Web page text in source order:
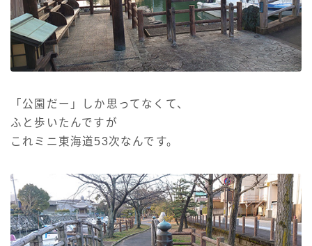
「公園だー」しか思ってなくて、
ふと歩いたんですが
これミニ東海道53次なんです。